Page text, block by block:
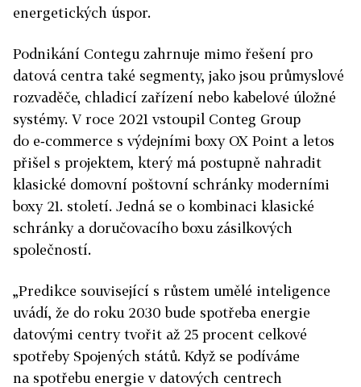
energetických úspor.
Podnikání Contegu zahrnuje mimo řešení pro
datová centra také segmenty, jako jsou průmyslové
rozvaděče, chladicí zařízení nebo kabelové úložné
systémy. V roce 2021 vstoupil Conteg Group
do e‑commerce s výdejními boxy OX Point a letos
přišel s projektem, který má postupně nahradit
klasické domovní poštovní schránky moderními
boxy 21. století. Jedná se o kombinaci klasické
schránky a doručovacího boxu zásilkových
společností.
„Predikce související s růstem umělé inteligence
uvádí, že do roku 2030 bude spotřeba energie
datovými centry tvořit až 25 procent celkové
spotřeby Spojených států. Když se podíváme
na spotřebu energie v datových centrech